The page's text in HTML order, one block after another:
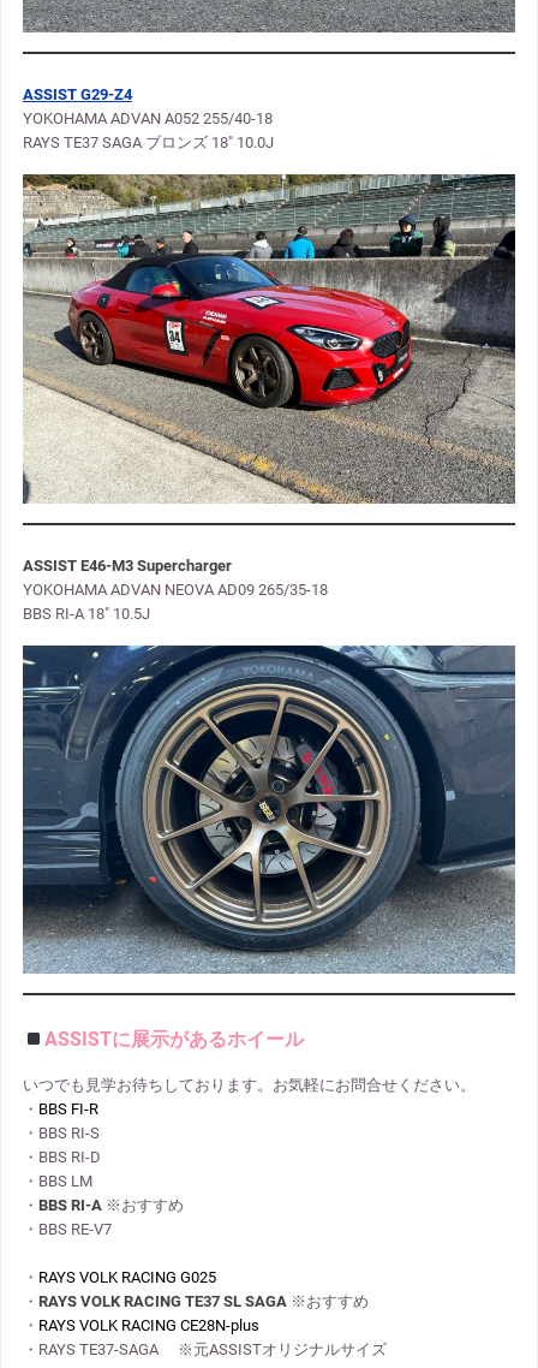
ASSIST G29-Z4
YOKOHAMA ADVAN A052 255/40-18
RAYS TE37 SAGA ブロンズ 18″ 10.0J
ASSIST E46-M3 Supercharger
YOKOHAMA ADVAN NEOVA AD09 265/35-18
BBS RI-A 18″ 10.5J
ASSISTに展示があるホイール
いつでも見学お待ちしております。お気軽にお問合せください。
・ BBS FI-R
・BBS RI-S
・BBS RI-D
・BBS LM
・ BBS RI-A ※おすすめ
・BBS RE-V7
・ RAYS VOLK RACING G025
・ RAYS VOLK RACING TE37 SL SAGA ※おすすめ
・ RAYS VOLK RACING CE28N-plus
・RAYS TE37-SAGA ※元ASSISTオリジナルサイズ